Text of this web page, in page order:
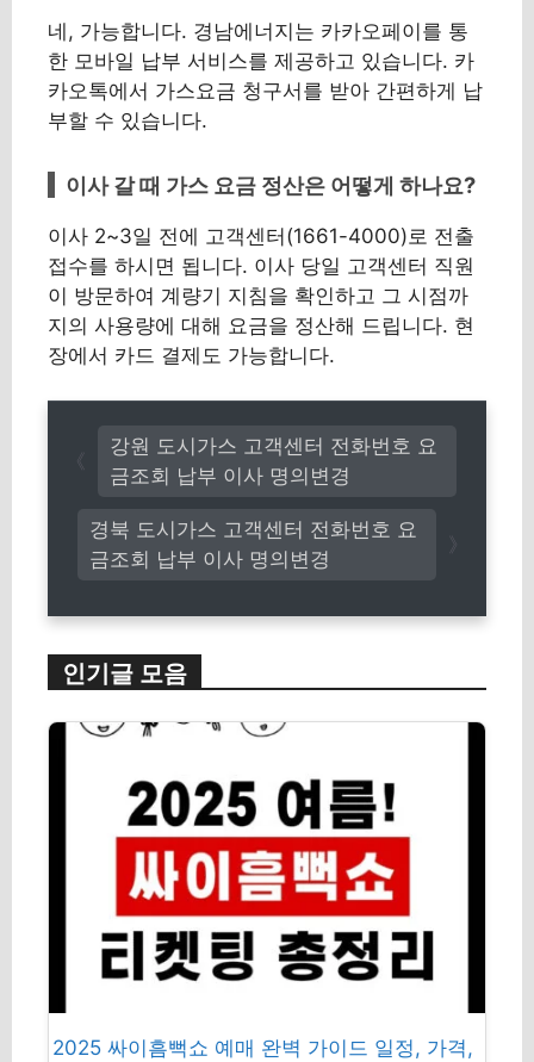
네, 가능합니다. 경남에너지는 카카오페이를 통
한 모바일 납부 서비스를 제공하고 있습니다. 카
카오톡에서 가스요금 청구서를 받아 간편하게 납
부할 수 있습니다.
이사 갈 때 가스 요금 정산은 어떻게 하나요?
이사 2~3일 전에 고객센터(1661-4000)로 전출
접수를 하시면 됩니다. 이사 당일 고객센터 직원
이 방문하여 계량기 지침을 확인하고 그 시점까
지의 사용량에 대해 요금을 정산해 드립니다. 현
장에서 카드 결제도 가능합니다.
경북 도시가스 고객센터 전화번호 요
금조회 납부 이사 명의변경
강원 도시가스 고객센터 전화번호 요
금조회 납부 이사 명의변경
인기글 모음
2025 싸이흠뻑쇼 예매 완벽 가이드 일정, 가격,